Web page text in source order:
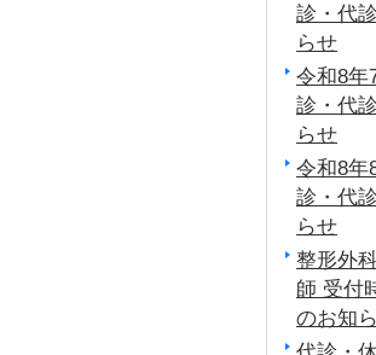
診・代
らせ
令和8年
診・代
らせ
令和8年
診・代
らせ
整形外
師 受付
のお知